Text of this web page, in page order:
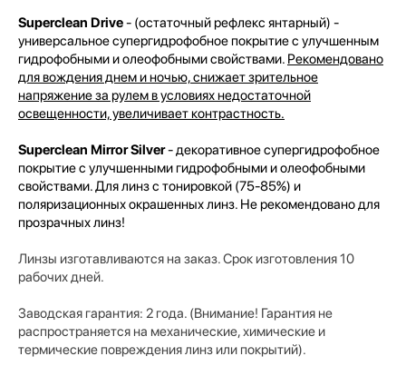
Superclean Drive- (остаточный рефлекс янтарный) -
универсальное супергидрофобное покрытие с улучшенным
гидрофобными и олеофобными свойствами. Рекомендовано
для вождения днем и ночью, снижает зрительное
напряжение за рулем в условиях недостаточной
освещенности, увеличивает контрастность.
Superclean Mirror Silver- декоративное супергидрофобное
покрытие с улучшенными гидрофобными и олеофобными
свойствами. Для линз с тонировкой (75-85%) и
поляризационных окрашенных линз. Не рекомендовано для
прозрачных линз!
Линзы изготавливаются на заказ. Срок изготовления 10
рабочих дней.
Заводская гарантия: 2 года. (Внимание! Гарантия не
распространяется на механические, химические и
термические повреждения линз или покрытий).